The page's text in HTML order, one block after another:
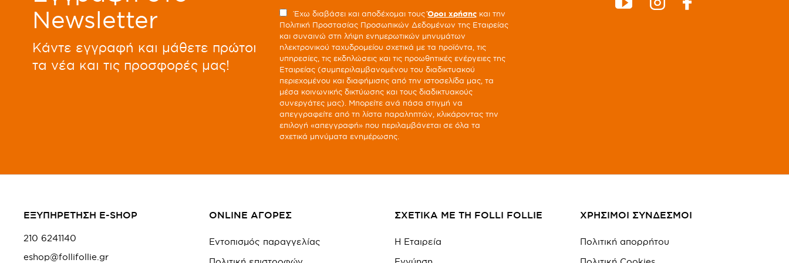
Newsletter
Kάντε εγγραφή και μάθετε πρώτοι
τα νέα και τις προσφορές μας!
Έχω διαβάσει και αποδέχομαι τουςΌροι χρήσης και την
Πολιτική Προστασίας Προσωπικών Δεδομένων της Εταιρείας
και συναινώ στη λήψη ενημερωτικών μηνυμάτων
ηλεκτρονικού ταχυδρομείου σχετικά με τα προϊόντα, τις
υπηρεσίες, τις εκδηλώσεις και τις προωθητικές ενέργειες της
Εταιρείας (συμπεριλαμβανομένου του διαδικτυακού
περιεχομένου και διαφήμισης από την ιστοσελίδα μας, τα
μέσα κοινωνικής δικτύωσης και τους διαδικτυακούς
συνεργάτες μας). Μπορείτε ανά πάσα στιγμή να
απεγγραφείτε από τη λίστα παραληπτών, κλικάροντας την
επιλογή «απεγγραφή» που περιλαμβάνεται σε όλα τα
σχετικά μηνύματα ενημέρωσης.
ΕΞΥΠΗΡΕΤΗΣΗ E-SHOP
210 6241140
eshop@follifollie.gr
ONLINE ΑΓΟΡΕΣ
Εντοπισμός παραγγελίας
ΣΧΕΤΙΚΑ ΜΕ ΤΗ FOLLI FOLLIE
Η Εταιρεία
ΧΡΗΣΙΜΟΙ ΣΥΝΔΕΣΜΟΙ
Πολιτική απορρήτου